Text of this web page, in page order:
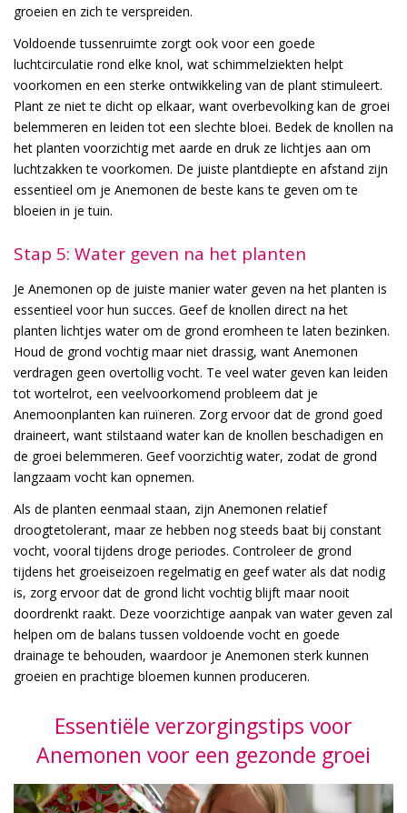
groeien en zich te verspreiden.
Voldoende tussenruimte zorgt ook voor een goede
luchtcirculatie rond elke knol, wat schimmelziekten helpt
voorkomen en een sterke ontwikkeling van de plant stimuleert.
Plant ze niet te dicht op elkaar, want overbevolking kan de groei
belemmeren en leiden tot een slechte bloei. Bedek de knollen na
het planten voorzichtig met aarde en druk ze lichtjes aan om
luchtzakken te voorkomen. De juiste plantdiepte en afstand zijn
essentieel om je Anemonen de beste kans te geven om te
bloeien in je tuin.
Stap 5: Water geven na het planten
Je Anemonen op de juiste manier water geven na het planten is
essentieel voor hun succes. Geef de knollen direct na het
planten lichtjes water om de grond eromheen te laten bezinken.
Houd de grond vochtig maar niet drassig, want Anemonen
verdragen geen overtollig vocht. Te veel water geven kan leiden
tot wortelrot, een veelvoorkomend probleem dat je
Anemoonplanten kan ruïneren. Zorg ervoor dat de grond goed
draineert, want stilstaand water kan de knollen beschadigen en
de groei belemmeren. Geef voorzichtig water, zodat de grond
langzaam vocht kan opnemen.
Als de planten eenmaal staan, zijn Anemonen relatief
droogtetolerant, maar ze hebben nog steeds baat bij constant
vocht, vooral tijdens droge periodes. Controleer de grond
tijdens het groeiseizoen regelmatig en geef water als dat nodig
is, zorg ervoor dat de grond licht vochtig blijft maar nooit
doordrenkt raakt. Deze voorzichtige aanpak van water geven zal
helpen om de balans tussen voldoende vocht en goede
drainage te behouden, waardoor je Anemonen sterk kunnen
groeien en prachtige bloemen kunnen produceren.
Essentiële verzorgingstips voor
Anemonen voor een gezonde groei